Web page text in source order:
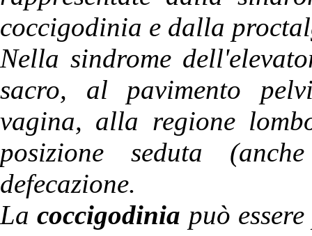
coccigodinia e dalla
Nella sindrome
sacro, al pavimento
vagina, alla regione
posizione seduta
defecazione.
Lacoccigodinia può